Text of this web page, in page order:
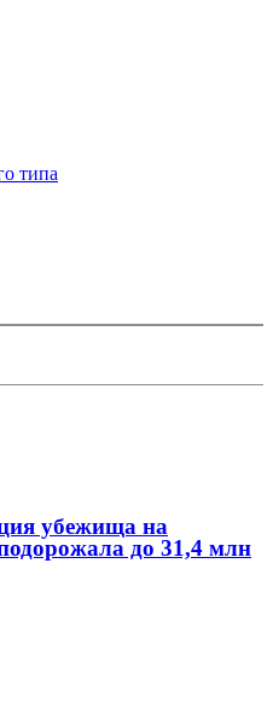
типа
убежища на
до 31,4 млн